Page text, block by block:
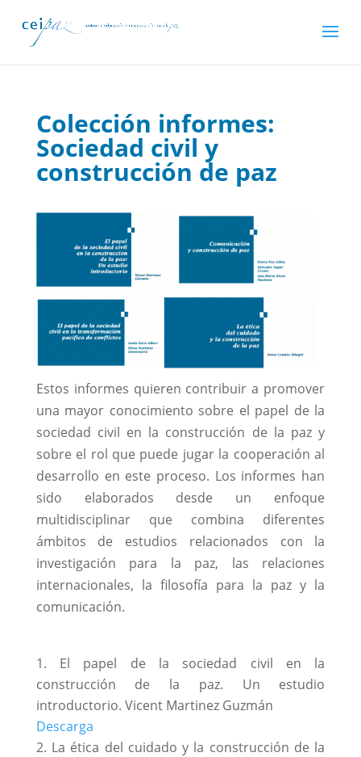
Colección informes:
Sociedad civil y
construcción de paz
Estos informes quieren contribuir a promover
una mayor conocimiento sobre el papel de la
sociedad civil en la construcción de la paz y
sobre el rol que puede jugar la cooperación al
desarrollo en este proceso. Los informes han
sido elaborados desde un enfoque
multidisciplinar que combina diferentes
ámbitos de estudios relacionados con la
investigación para la paz, las relaciones
internacionales, la filosofía para la paz y la
comunicación.
El papel de la sociedad civil en la
construcción de la paz. Un estudio
introductorio. Vicent Martinez Guzmán
Descarga
La ética del cuidado y la construcción de la